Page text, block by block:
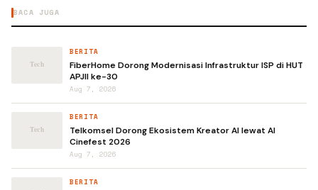
BACA JUGA
BERITA
FiberHome Dorong Modernisasi Infrastruktur ISP di HUT
APJII ke-30
Aug 7, 2026
BERITA
Telkomsel Dorong Ekosistem Kreator AI lewat AI
Cinefest 2026
Aug 7, 2026
BERITA